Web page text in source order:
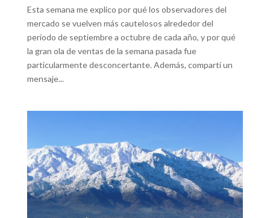
Esta semana me explico por qué los observadores del
mercado se vuelven más cautelosos alrededor del
período de septiembre a octubre de cada año, y por qué
la gran ola de ventas de la semana pasada fue
particularmente desconcertante. Además, compartí un
mensaje...